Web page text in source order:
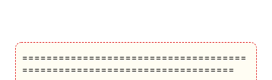
=====================================
===================================